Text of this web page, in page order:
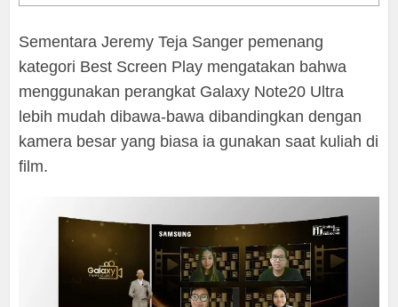
Sementara Jeremy Teja Sanger pemenang
kategori Best Screen Play mengatakan bahwa
menggunakan perangkat Galaxy Note20 Ultra
lebih mudah dibawa-bawa dibandingkan dengan
kamera besar yang biasa ia gunakan saat kuliah di
film.